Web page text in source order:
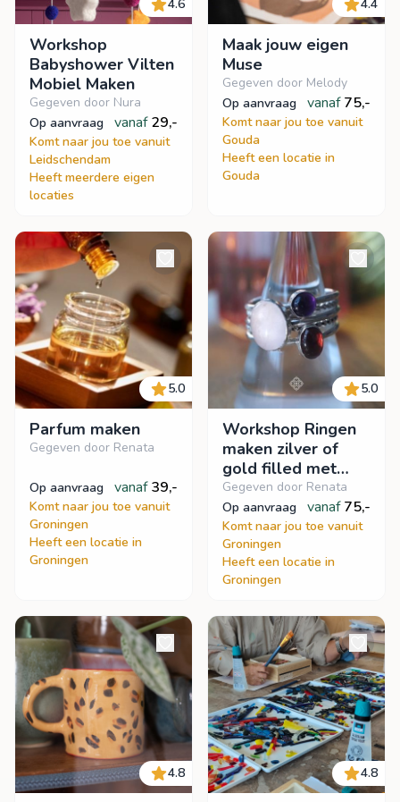
4.6
Workshop
Babyshower Vilten
Mobiel Maken
Gegeven door Nura
op aanvraag
vanaf 29,-
Komt naar jou toe vanuit
Leidschendam
Heeft meerdere eigen
locaties
4.4
Maak jouw eigen
Muse
Gegeven door Melody
op aanvraag
vanaf 75,-
Komt naar jou toe vanuit
Gouda
Heeft een locatie in
Gouda
5.0
Parfum maken
Gegeven door Renata
op aanvraag vanaf 39,-
Komt naar jou toe vanuit
Groningen
Heeft een locatie in
Groningen
5.0
Workshop Ringen
maken zilver of
gold filled met
edelstenen
Gegeven door Renata
op aanvraag
vanaf 75,-
Komt naar jou toe vanuit
Groningen
Heeft een locatie in
Groningen
4.8 4.8